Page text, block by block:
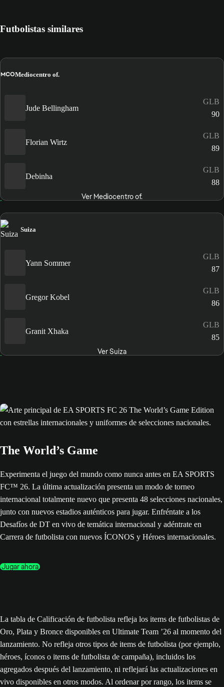
Futbolistas similares
MCOMediocentro of.
Jude Bellingham
GLB
90
Florian Wirtz
GLB
89
Debinha
GLB
88
Ver Mediocentro of.
Suiza
Yann Sommer
GLB
87
Gregor Kobel
GLB
86
Granit Xhaka
GLB
85
Ver Suiza
The World’s Game
Experimenta el juego del mundo como nunca antes en EA SPORTS
FC™ 26. La última actualización presenta un modo de torneo
internacional totalmente nuevo que presenta 48 selecciones nacionales,
junto con nuevos estadios auténticos para jugar. Enfréntate a los
Desafíos de DT en vivo de temática internacional y adéntrate en
Carrera de futbolista con nuevos ÍCONOS y Héroes internacionales.
Jugar ahora
La tabla de Calificación de futbolista refleja los items de futbolistas de
Oro, Plata y Bronce disponibles en Ultimate Team ’26 al momento del
lanzamiento. No refleja otros tipos de items de futbolista (por ejemplo,
héroes, íconos o items de futbolista de campaña), incluidos los
agregados después del lanzamiento, ni reflejará las actualizaciones en
vivo disponibles en otros modos. Al ordenar por rango, los items se